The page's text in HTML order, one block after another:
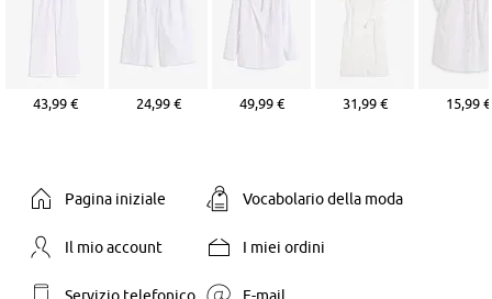
43,99 € 24,99 € 49,99 € 31,99 € 15,99 €
Pagina iniziale Vocabolario della moda
Il mio account I miei ordini
Servizio telefonico E-mail